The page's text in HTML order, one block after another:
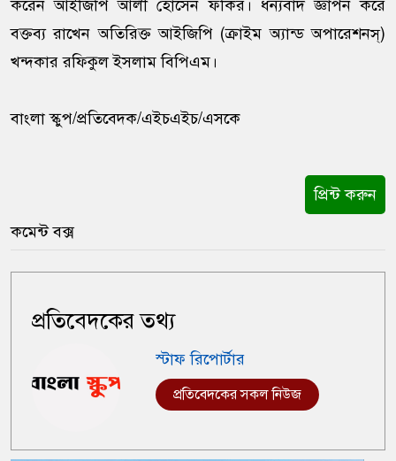
করেন আইজিপি আলী হোসেন ফকির। ধন্যবাদ জ্ঞাপন করে
বক্তব্য রাখেন অতিরিক্ত আইজিপি (ক্রাইম অ্যান্ড অপারেশনস্)
খন্দকার রফিকুল ইসলাম বিপিএম।
বাংলা স্কুপ/প্রতিবেদক/এইচএইচ/এসকে
প্রিন্ট করুন
কমেন্ট বক্স
প্রতিবেদকের তথ্য
স্টাফ রিপোর্টার
প্রতিবেদকের সকল নিউজ